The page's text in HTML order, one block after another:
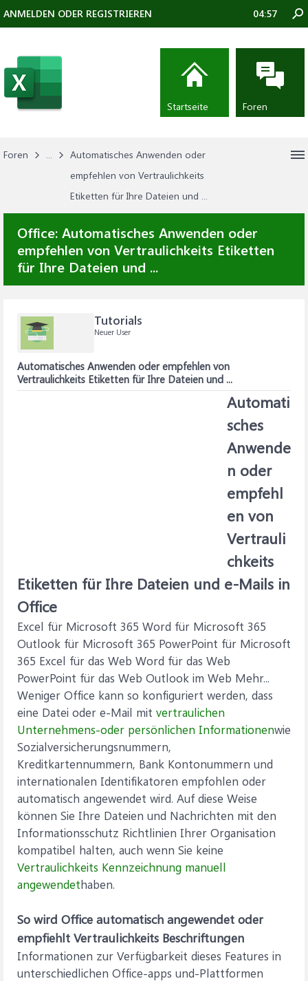
Foren ...
Automatisches Anwenden oder
empfehlen von Vertraulichkeits
Etiketten für Ihre Dateien und ...
Office: Automatisches Anwenden oder
empfehlen von Vertraulichkeits Etiketten
für Ihre Dateien und ...
Tutorials
Neuer User
Automatisches Anwenden oder empfehlen von
Vertraulichkeits Etiketten für Ihre Dateien und ...
Automati
sches
Anwende
n oder
empfehl
en von
Vertrauli
chkeits
Etiketten für Ihre Dateien und e-Mails in
Office
Excel für Microsoft 365 Word für Microsoft 365
Outlook für Microsoft 365 PowerPoint für Microsoft
365 Excel für das Web Word für das Web
PowerPoint für das Web Outlook im Web Mehr...
Weniger Office kann so konfiguriert werden, dass
eine Datei oder e-Mail mit vertraulichen
Unternehmens-oder persönlichen Informationenwie
Sozialversicherungsnummern,
Kreditkartennummern, Bank Kontonummern und
internationalen Identifikatoren empfohlen oder
automatisch angewendet wird. Auf diese Weise
können Sie Ihre Dateien und Nachrichten mit den
Informationsschutz Richtlinien Ihrer Organisation
kompatibel halten, auch wenn Sie keine
Vertraulichkeits Kennzeichnung manuell
angewendethaben.
So wird Office automatisch angewendet oder
empfiehlt Vertraulichkeits Beschriftungen
Informationen zur Verfügbarkeit dieses Features in
unterschiedlichen Office-apps und-Plattformen
ANMELDEN ODER REGISTRIEREN 04:57
Startseite Foren